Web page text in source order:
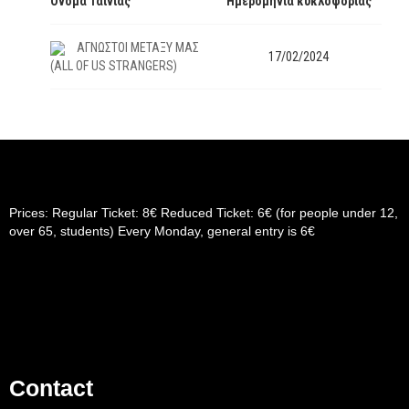
ΑΓΝΩΣΤΟΙ ΜΕΤΑΞΥ ΜΑΣ
(ALL OF US STRANGERS)
17/02/2024
Prices: Regular Ticket: 8€ Reduced Ticket: 6€ (for people under 12,
over 65, students) Every Monday, general entry is 6€
Contact